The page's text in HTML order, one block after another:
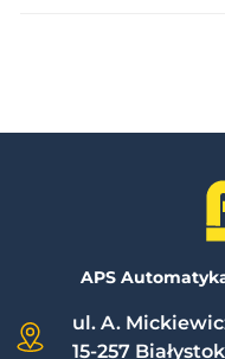
APS
ul. A.
15-257 Białystok